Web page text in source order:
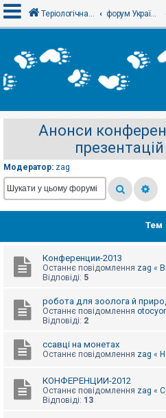
х
і
с
р
а
ц
і
Т
м
б
е
Теріологічна школа форум Українського теріологічного товариства
Анонси
Модератор: zag
Тем
Конференции-2013
Останнє повідомлення zag «
Відповіді: 5
робота для зоолога й
Останнє повідомлення
Відповіді: 2
ссавці на монетах
Останнє повідомлення zag «
КОНФЕРЕНЦИИ-2012
Останнє повідомлення zag «
Відповіді: 13